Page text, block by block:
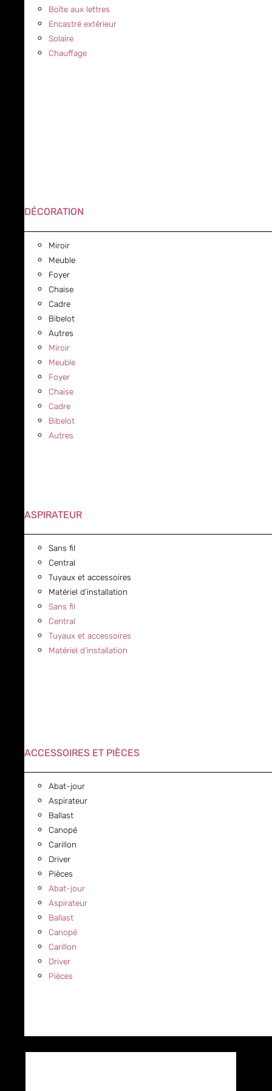
Boîte aux lettres
Encastré extérieur
Solaire
Chauffage
DÉCORATION
Miroir
Meuble
Foyer
Chaise
Cadre
Bibelot
Autres
Miroir
Meuble
Foyer
Chaise
Cadre
Bibelot
Autres
ASPIRATEUR
Sans fil
Central
Tuyaux et accessoires
Matériel d’installation
Sans fil
Central
Tuyaux et accessoires
Matériel d’installation
ACCESSOIRES ET PIÈCES
Abat-jour
Aspirateur
Ballast
Canopé
Carillon
Driver
Pièces
Abat-jour
Aspirateur
Ballast
Canopé
Carillon
Driver
Pièces